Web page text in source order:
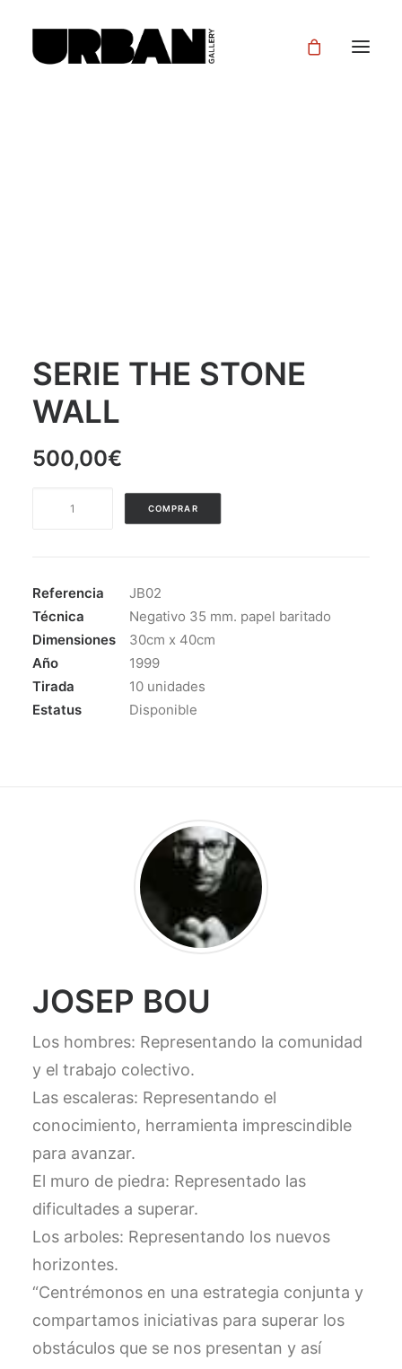
SERIE THE STONE
WALL
500,00€
cantidad
COMPRAR
Referencia
JB02
Técnica
Negativo 35 mm. papel baritado
Dimensiones
30cm x 40cm
Año
1999
Tirada
10 unidades
Estatus
Disponible
JOSEP BOU
Los hombres: Representando la comunidad
y el trabajo colectivo.
Las escaleras: Representando el
conocimiento, herramienta imprescindible
para avanzar.
El muro de piedra: Representado las
dificultades a superar.
Los arboles: Representando los nuevos
horizontes.
“Centrémonos en una estrategia conjunta y
compartamos iniciativas para superar los
obstáculos que se nos presentan y así